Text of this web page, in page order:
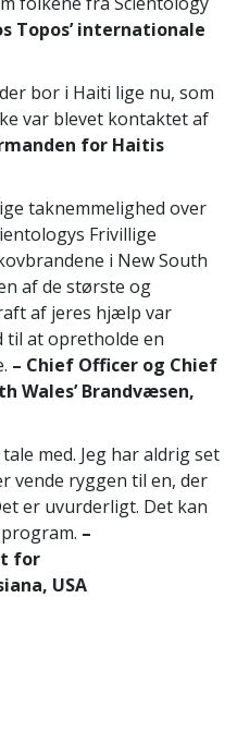
Topos’ internationale
bor i Haiti lige nu, som
var blevet kontaktet af
for Haitis
taknemmelighed over
Frivillige
i New South
af de største og
af jeres hjælp var
til at opretholde en
– Chief Officer og Chief
Wales’ Brandvæsen,
med. Jeg har aldrig set
vende ryggen til en, der
er uvurderligt. Det kan
–
for
USA